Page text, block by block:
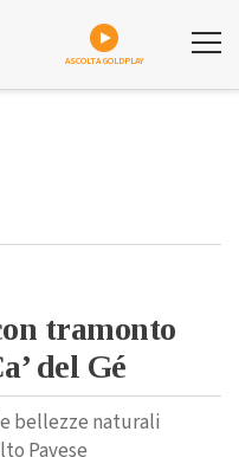
ASCOLTA GOLDPLAY
tramonto
del Gé
bellezze naturali
Pavese